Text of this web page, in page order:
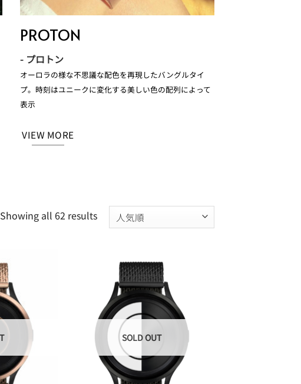
PROTON
- プロトン
オーロラの様な不思議な配色を再現したバングルタイ
プ。時刻はユニークに変化する美しい色の配列によって
表示
VIEW MORE
Showing all 62 results